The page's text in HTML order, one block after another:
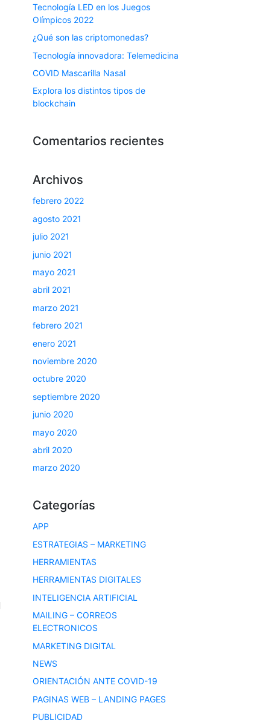
Tecnología LED en los Juegos
Olímpicos 2022
¿Qué son las criptomonedas?
Tecnología innovadora: Telemedicina
COVID Mascarilla Nasal
Explora los distintos tipos de
blockchain
Comentarios recientes
Archivos
febrero 2022
agosto 2021
julio 2021
junio 2021
mayo 2021
abril 2021
marzo 2021
febrero 2021
enero 2021
noviembre 2020
octubre 2020
septiembre 2020
junio 2020
mayo 2020
abril 2020
marzo 2020
Categorías
APP
ESTRATEGIAS – MARKETING
HERRAMIENTAS
HERRAMIENTAS DIGITALES
INTELIGENCIA ARTIFICIAL
MAILING – CORREOS
ELECTRONICOS
MARKETING DIGITAL
NEWS
ORIENTACIÓN ANTE COVID-19
PAGINAS WEB – LANDING PAGES
PUBLICIDAD